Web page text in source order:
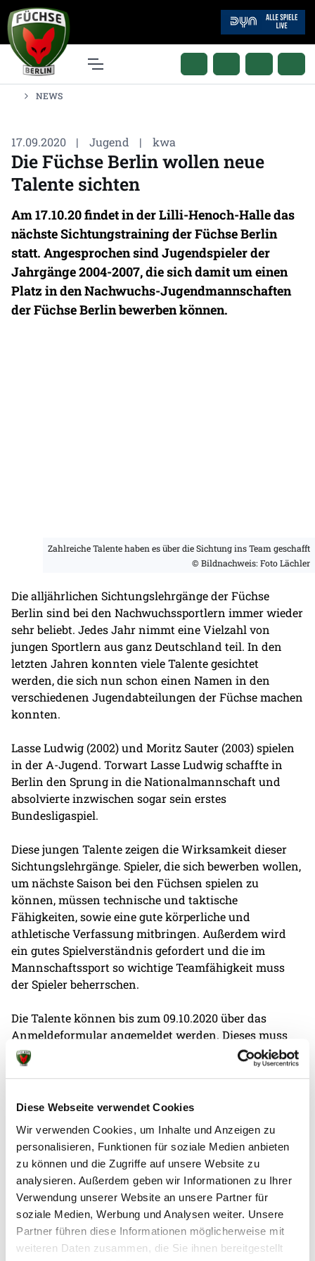
Diese Webseite verwendet Cookies
Wir verwenden Cookies, um Inhalte und Anzeigen zu
personalisieren, Funktionen für soziale Medien anbieten
zu können und die Zugriffe auf unsere Website zu
analysieren. Außerdem geben wir Informationen zu Ihrer
Verwendung unserer Website an unsere Partner für
soziale Medien, Werbung und Analysen weiter. Unsere
Partner führen diese Informationen möglicherweise mit
weiteren Daten zusammen, die Sie ihnen bereitgestellt
NEWS
17.09.2020 | Jugend | kwa
Die Füchse Berlin wollen neue
Talente sichten
Am 17.10.20 findet in der Lilli-Henoch-Halle das
nächste Sichtungstraining der Füchse Berlin
statt. Angesprochen sind Jugendspieler der
Jahrgänge 2004-2007, die sich damit um einen
Platz in den Nachwuchs-Jugendmannschaften
der Füchse Berlin bewerben können.
Zahlreiche Talente haben es über die Sichtung ins Team geschafft
© Bildnachweis: Foto Lächler
Die alljährlichen Sichtungslehrgänge der Füchse
Berlin sind bei den Nachwuchssportlern immer wieder
sehr beliebt. Jedes Jahr nimmt eine Vielzahl von
jungen Sportlern aus ganz Deutschland teil. In den
letzten Jahren konnten viele Talente gesichtet
werden, die sich nun schon einen Namen in den
verschiedenen Jugendabteilungen der Füchse machen
konnten.
Lasse Ludwig (2002) und Moritz Sauter (2003) spielen
in der A-Jugend. Torwart Lasse Ludwig schaffte in
Berlin den Sprung in die Nationalmannschaft und
absolvierte inzwischen sogar sein erstes
Bundesligaspiel.
Diese jungen Talente zeigen die Wirksamkeit dieser
Sichtungslehrgänge. Spieler, die sich bewerben wollen,
um nächste Saison bei den Füchsen spielen zu
können, müssen technische und taktische
Fähigkeiten, sowie eine gute körperliche und
athletische Verfassung mitbringen. Außerdem wird
ein gutes Spielverständnis gefordert und die im
Mannschaftssport so wichtige Teamfähigkeit muss
der Spieler beherrschen.
Die Talente können bis zum 09.10.2020 über das
Anmeldeformularangemeldet werden. Dieses muss
zusammen mit einer Darstellung des sportlichen
Werdegangs und des letzten Schulzeugnisses
Weitere News